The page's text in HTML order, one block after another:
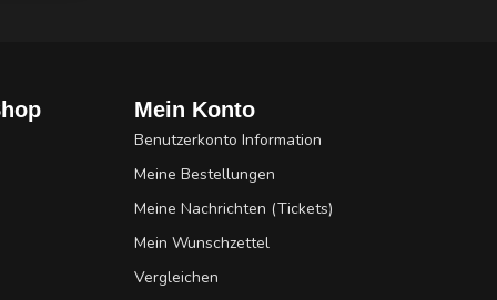
Mein Konto
Benutzerkonto Information
Meine Bestellungen
Meine Nachrichten (Tickets)
Mein Wunschzettel
Vergleichen